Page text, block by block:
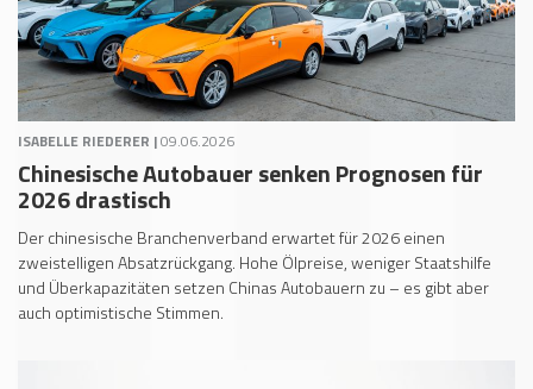
ISABELLE RIEDERER |09.06.2026
Chinesische Autobauer senken Prognosen für
2026 drastisch
Der chinesische Branchenverband erwartet für 2026 einen
zweistelligen Absatzrückgang. Hohe Ölpreise, weniger Staatshilfe
und Überkapazitäten setzen Chinas Autobauern zu – es gibt aber
auch optimistische Stimmen.